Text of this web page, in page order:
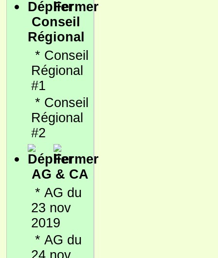
Conseil
Régional
* Conseil
Régional
#1
* Conseil
Régional
#2
AG & CA
* AG du
23 nov
2019
* AG du
24 nov